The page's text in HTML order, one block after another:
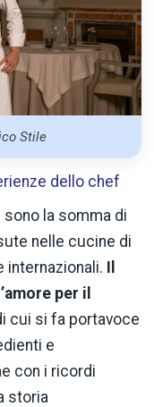
Stile
dello chef
la somma di
nelle cucine di
internazionali. Il
per il
cui si fa portavoce
e
con i ricordi
storia